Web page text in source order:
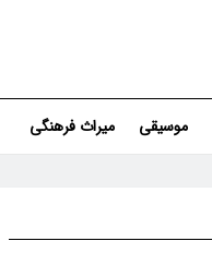
موسیقی میراث فرهنگی